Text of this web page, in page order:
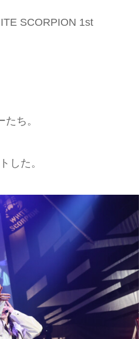
SCORPION 1st
ち。
した。